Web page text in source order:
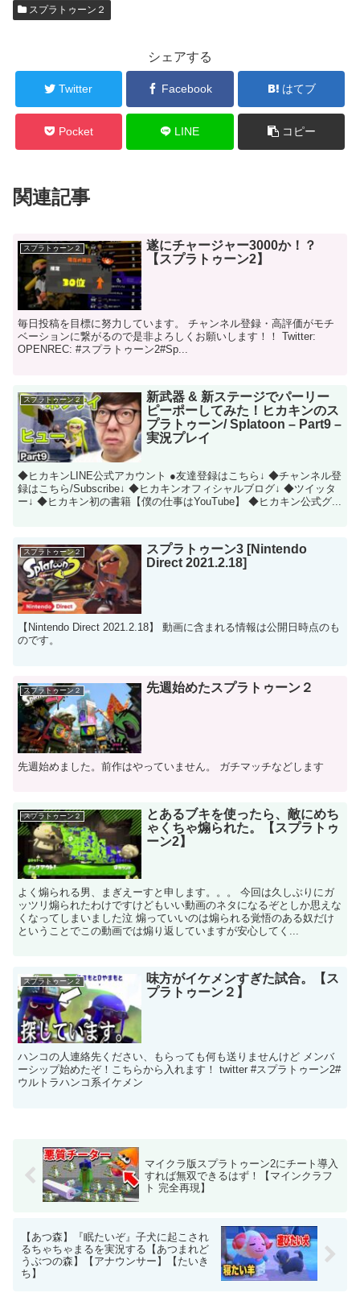
スプラトゥーン２
シェアする
Twitter Facebook はてブ
Pocket LINE コピー
関連記事
スプラトゥーン２
遂にチャージャー3000か！？
【スプラトゥーン2】
毎日投稿を目標に努力しています。 チャンネル登録・高評価がモチ
ベーションに繋がるので是非よろしくお願いします！！ Twitter:
OPENREC: #スプラトゥーン2​​​​​​​​​​​​​​​​​​​​​​​​​​​​#Sp...
スプラトゥーン２
新武器 & 新ステージでパーリー
ピーポーしてみた！ヒカキンのス
プラトゥーン/ Splatoon – Part9 –
実況プレイ
◆ヒカキンLINE公式アカウント ●友達登録はこちら↓ ◆チャンネル登
録はこちら/Subscribe↓ ◆ヒカキンオフィシャルブログ↓ ◆ツイッタ
ー↓ ◆ヒカキン初の書籍【僕の仕事はYouTube】 ◆ヒカキン公式グ...
スプラトゥーン２
スプラトゥーン3 [Nintendo
Direct 2021.2.18]
【Nintendo Direct 2021.2.18】 動画に含まれる情報は公開日時点のも
のです。
スプラトゥーン２ 先週始めたスプラトゥーン２
先週始めました。前作はやっていません。 ガチマッチなどします
スプラトゥーン２
とあるブキを使ったら、敵にめち
ゃくちゃ煽られた。【スプラトゥ
ーン2】
よく煽られる男、まぎえーすと申します。。。 今回は久しぶりにガ
ッツリ煽られたわけですけどもいい動画のネタになるぞとしか思えな
くなってしまいました泣 煽っていいのは煽られる覚悟のある奴だけ
ということでこの動画では煽り返していますが安心してく...
スプラトゥーン２
味方がイケメンすぎた試合。【ス
プラトゥーン２】
ハンコの人連絡先ください、もらっても何も送りませんけど メンバ
ーシップ始めたぞ！こちらから入れます！ twitter #スプラトゥーン2#
ウルトラハンコ系イケメン
マイクラ版スプラトゥーン2にチート導入
すれば無双できるはず！【マインクラフ
ト 完全再現】
【あつ森】『眠たいぞ』子犬に起こされ
るちゃちゃまるを実況する【あつまれど
うぶつの森】【アナウンサー】【たいき
ち】